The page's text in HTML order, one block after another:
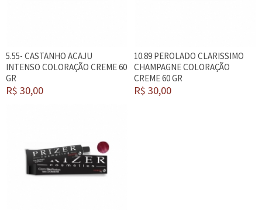
5.55- CASTANHO ACAJU
INTENSO COLORAÇÃO CREME 60
GR
R$ 30,00
10.89 PEROLADO CLARISSIMO
CHAMPAGNE COLORAÇÃO
CREME 60 GR
R$ 30,00